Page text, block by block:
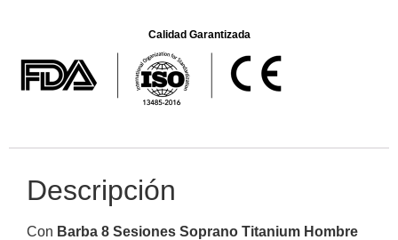
Calidad Garantizada
Descripción
Con Barba 8 Sesiones Soprano Titanium Hombre